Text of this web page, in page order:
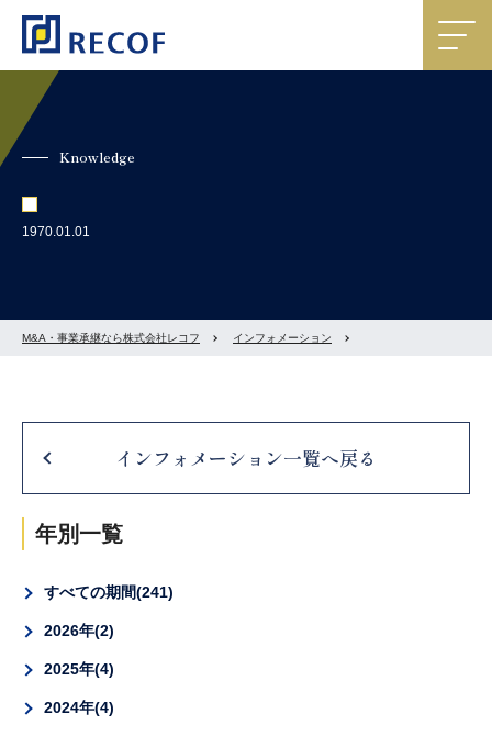
Knowledge
1970.01.01
M&A・事業承継なら株式会社レコフ インフォメーション
インフォメーション一覧へ戻る
年別一覧
すべての期間 241
2026年 2
2025年 4
2024年 4